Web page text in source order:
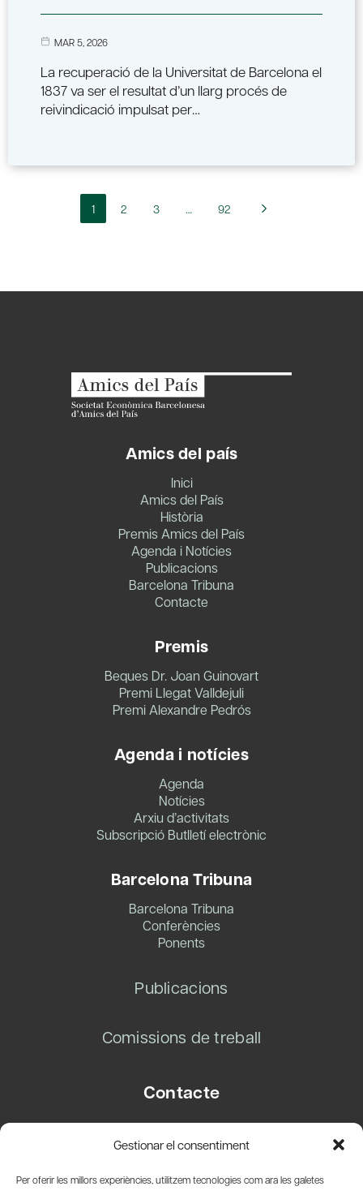
Gestionar el consentiment
Per oferir les millors experiències, utilitzem tecnologies com ara les galetes
MAR 5, 2026
La recuperació de la Universitat de Barcelona el
1837 va ser el resultat d’un llarg procés de
reivindicació impulsat per…
1 2 3 … 92
Amics del país
Inici
Amics del País
Història
Premis Amics del País
Agenda i Notícies
Publicacions
Barcelona Tribuna
Contacte
Premis
Beques Dr. Joan Guinovart
Premi Llegat Valldejuli
Premi Alexandre Pedrós
Agenda i notícies
Agenda
Notícies
Arxiu d’activitats
Subscripció Butlletí electrònic
Barcelona Tribuna
Barcelona Tribuna
Conferències
Ponents
Publicacions
Comissions de treball
Contacte
08003 Barcelona
info@amicsdelpais.com